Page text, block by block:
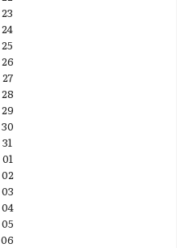
23
24
25
26
27
28
29
30
31
01
02
03
04
05
06